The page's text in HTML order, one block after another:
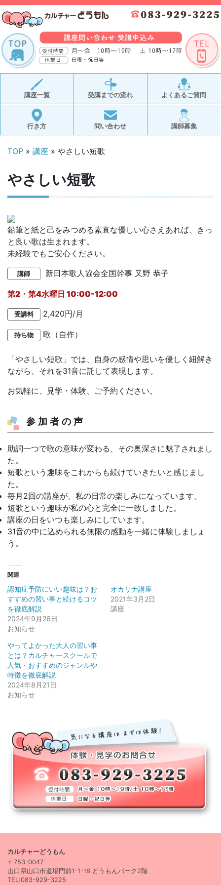
講座一覧 受講までの流れ よくあるご質問
行き方 問い合わせ 講師募集
TOP » 講座 » やさしい短歌
やさしい短歌
鉛筆と紙と己をみつめる素直な優しい心さえあれば、きっ
と良い歌は生まれます。
未経験でもご安心ください。
講師 新日本歌人協会全国幹事 又野 恭子
第2・第4水曜日 10:00-12:00
受講料 2,420円/月
持ち物 歌（自作）
「やさしい短歌」では、自身の感情や思いを優しく紐解き
ながら、それを31音に託して表現します。
お気軽に、見学・体験、ご予約ください。
参加者の声
助詞一つで歌の意味が変わる、その奥深さに魅了されまし
た。
短歌という趣味をこれからも続けていきたいと感じまし
た。
毎月2回の講座が、私の日常の楽しみになっています。
短歌という趣味が私の心と完全に一致しました。
講座の日をいつも楽しみにしています。
31音の中に込められる無限の感動を一緒に体験しましょ
う。
関連
認知症予防にいい趣味は？お
すすめの習い事と続けるコツ
を徹底解説
2024年9月26日
お知らせ
オカリナ講座
2021年3月2日
講座
やってよかった大人の習い事
とは？カルチャースクールで
人気・おすすめのジャンルや
特徴を徹底解説
2024年8月21日
お知らせ
カルチャーどうもん
〒753-0047
山口県山口市道場門前1-1-18 どうもんパーク2階
TEL:083-929-3225